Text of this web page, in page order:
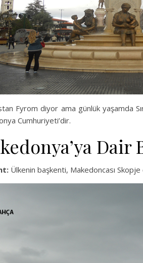
Fyrom diyor ama günlük yaşamda
Cumhuriyeti’dir.
Ülkenin başkenti, Makedoncası Skopje